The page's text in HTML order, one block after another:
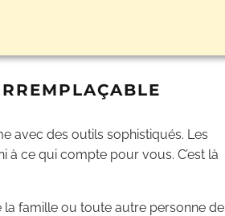
avec des outils sophistiqués. Les
à ce qui compte pour vous. C’est là
la famille ou toute autre personne de